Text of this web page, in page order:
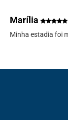
Marília
Minha estadia foi